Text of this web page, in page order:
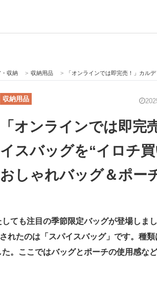
ページ ITの今と未来を見通す
ヒント AI活用のいまが分かる
サイト 企業向けIT製品の総合サイト
門サイト エレクトロニクス専門サイト
・収納 > 収納用品 > 「オンラインでは即完売！」カルディのス
収納用品
「オンラインでは即完
イスバッグを“イロチ
おしゃれバッグ＆ポー
ても注目の季節限定バッグが登場しま
れたのは「スパイスバッグ」です。種
。ここではバッグとポーチの使用感など